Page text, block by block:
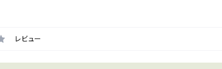
レビュー